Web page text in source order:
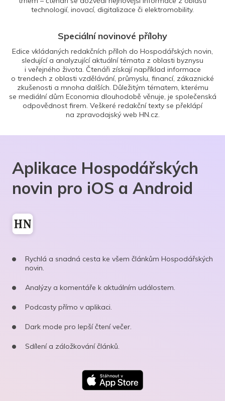
technologií, inovací, digitalizace či elektromobility.
Speciální novinové přílohy
Edice vkládaných redakčních příloh do Hospodářských novin,
sledující a analyzující aktuální témata z oblasti byznysu
i veřejného života. Čtenáři získají například informace
o trendech z oblasti vzdělávání, průmyslu, financí, zákaznické
zkušenosti a mnoha dalších. Důležitým tématem, kterému
se mediální dům Economia dlouhodobě věnuje, je společenská
odpovědnost firem. Veškeré redakční texty se překlápí
na zpravodajský web HN.cz.
Aplikace Hospodářských
novin pro iOS a Android
Rychlá a snadná cesta ke všem článkům Hospodářských
novin.
Analýzy a komentáře k aktuálním událostem.
Podcasty přímo v aplikaci.
Dark mode pro lepší čtení večer.
Sdílení a záložkování článků.